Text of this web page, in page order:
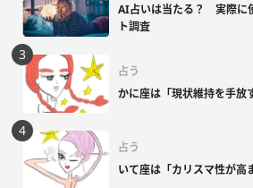
AI占いは当たる？ 実際に
ト調査
占う
かに座は「現状維持を手放
占う
いて座は「カリスマ性が高